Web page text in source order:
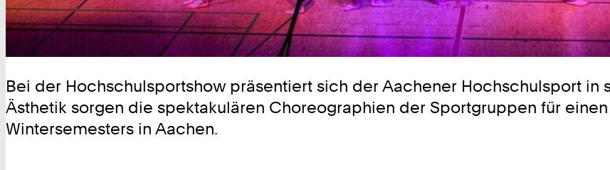
Bei der Hochschulsportshow präsentiert sich der Aachener Hochschulsport in
Ästhetik sorgen die spektakulären Choreographien der Sportgruppen für
Wintersemesters in Aachen.